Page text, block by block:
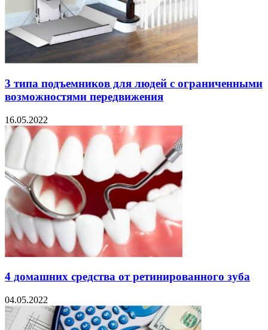
3 типа подъемников для людей с ограниченными
возможностями передвижения
16.05.2022
4 домашних средства от ретинированного зуба
04.05.2022